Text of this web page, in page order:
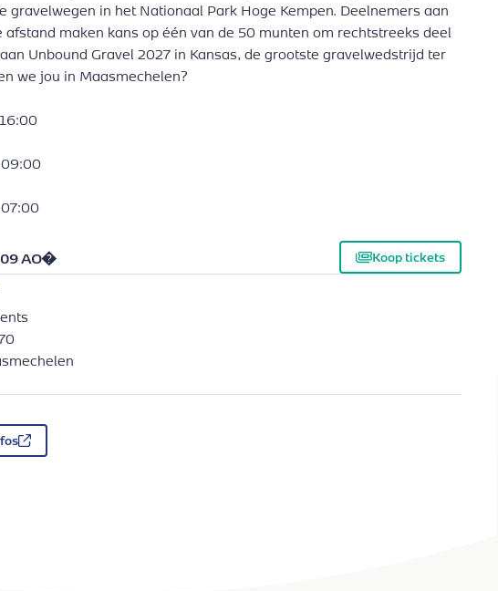
gravelwegen in het Nationaal Park Hoge Kempen. Deelnemers aan
afstand maken kans op één van de 50 munten om rechtstreeks deel
Unbound Gravel 2027 in Kansas, de grootste gravelwedstrijd ter
we jou in Maasmechelen?
09 AO� Koop tickets